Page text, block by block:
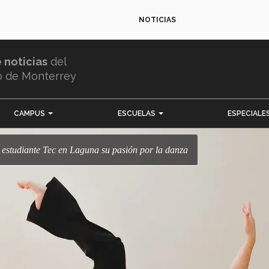
NOTICIAS
noticias del
de Monterrey
CAMPUS ESCUELAS
estudiante Tec en Laguna su pasión por la danza